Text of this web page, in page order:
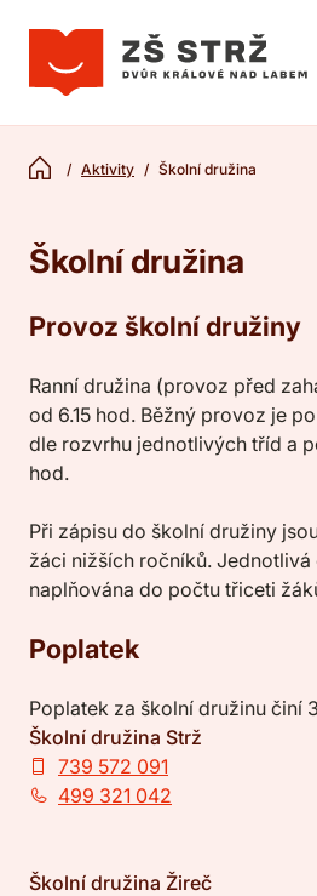
Aktivity Školní družina
Školní družina
Provoz školní družiny
Ranní družina (provoz před
od 6.15 hod. Běžný provoz je
dle rozvrhu jednotlivých tříd a
hod.
Při zápisu do školní družiny
žáci nižších ročníků.
naplňována do počtu třiceti
Poplatek
Poplatek za školní družinu činí
Školní družina Strž
739 572 091
499 321 042
Školní družina Žireč